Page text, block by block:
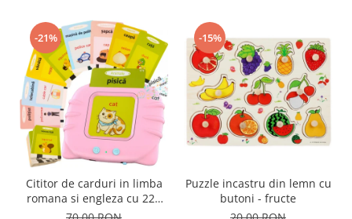
-21%
Cititor de carduri in limba
romana si engleza cu 224
de imagini si sunete,
-15%
Puzzle incastru din lemn cu
butoni - fructe